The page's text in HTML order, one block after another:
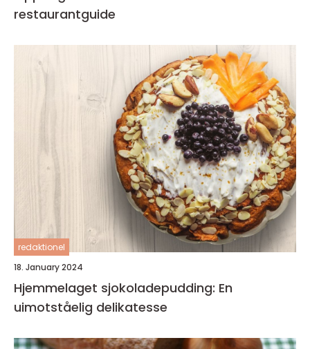
restaurantguide
redaktionel
18. January 2024
Hjemmelaget sjokoladepudding: En
uimotståelig delikatesse